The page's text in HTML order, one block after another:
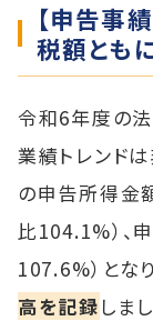
【申告事
税額とも
令和6年度の
業績トレンド
の申告所得金
比104.1%）、
107.6%）とな
高を記録 しま